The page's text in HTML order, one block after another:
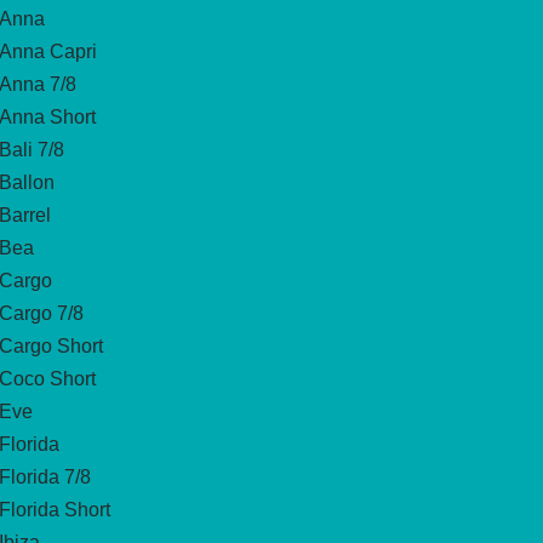
Anna
Anna Capri
Anna 7/8
Anna Short
Bali 7/8
Ballon
Barrel
Bea
Cargo
Cargo 7/8
Cargo Short
Coco Short
Eve
Florida
Florida 7/8
Florida Short